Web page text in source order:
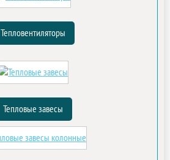
Тепловентиляторы
Тепловые завесы